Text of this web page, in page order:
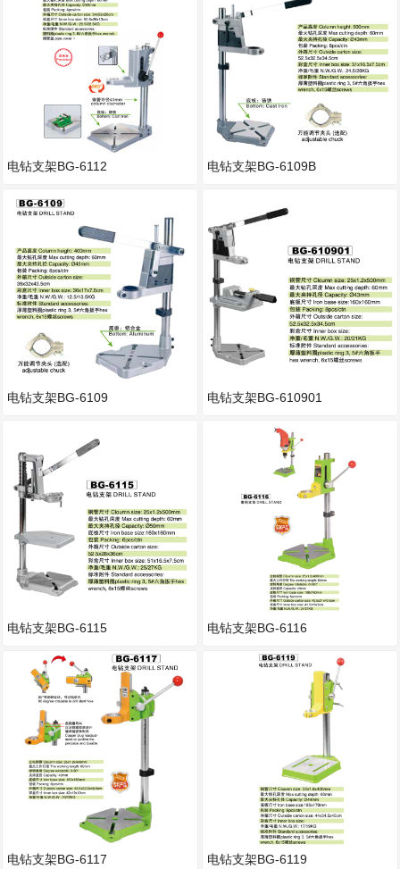
电钻支架BG-6112
电钻支架BG-6109
电钻支架BG-6115
电钻支架BG-6117
电钻支架BG-6109B
电钻支架BG-610901
电钻支架BG-6116
电钻支架BG-6119